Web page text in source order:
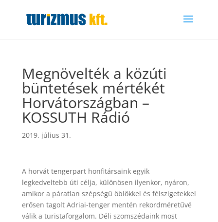
Megnövelték a közúti
büntetések mértékét
Horvátországban –
KOSSUTH Rádió
2019. július 31.
A horvát tengerpart honfitársaink egyik
legkedveltebb úti célja, különösen ilyenkor, nyáron,
amikor a páratlan szépségű öblökkel és félszigetekkel
erősen tagolt Adriai-tenger mentén rekordméretűvé
válik a turistaforgalom. Déli szomszédaink most